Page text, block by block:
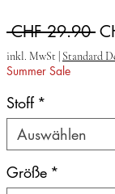
CHF 29.90
inkl. MwSt Standard
Summer Sale
Stoff *
Auswählen
Größe *